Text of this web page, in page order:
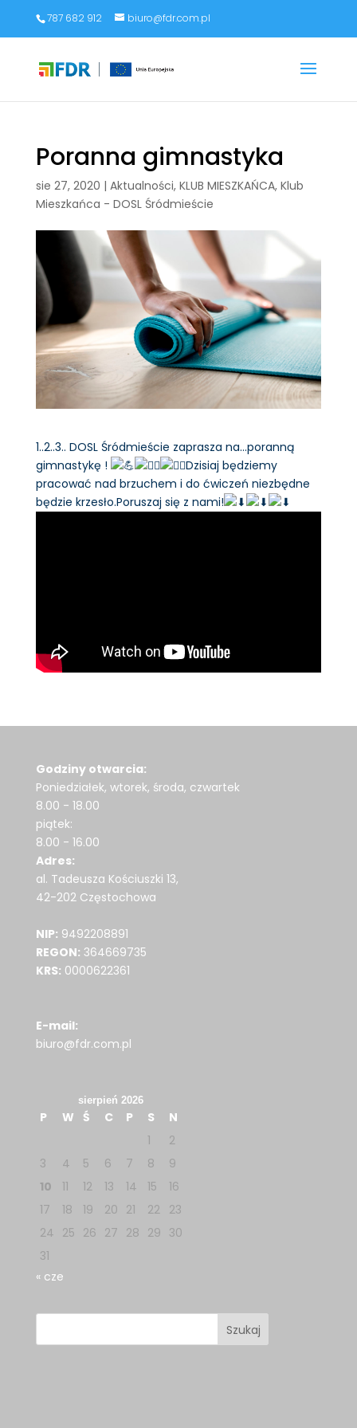
787 682 912 biuro@fdr.com.pl
Poranna gimnastyka
sie 27, 2020 | Aktualności, KLUB MIESZKAŃCA, Klub
Mieszkańca - DOSL Śródmieście
1..2..3.. DOSL Śródmieście zaprasza na…poranną
gimnastykę !
Dzisiaj będziemy
pracować nad brzuchem i do ćwiczeń niezbędne
będzie krzesło.Poruszaj się z nami!
Godziny otwarcia:
Poniedziałek, wtorek, środa, czwartek
8.00 - 18.00
piątek:
8.00 - 16.00
Adres:
al. Tadeusza Kościuszki 13,
42-202 Częstochowa
NIP: 9492208891
REGON: 364669735
KRS: 0000622361
E-mail:
biuro@fdr.com.pl
sierpień 2026
P W Ś C P S
N
1
2
3
4 5 6 7 8
9
10
11 12 13 14 15
16
17
18 19 20 21 22
23
24 25 26 27 28 29 30
31
« cze